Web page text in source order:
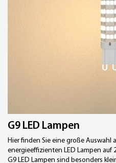
G9 LED Lampen
Hier finden Sie eine große Auswahl
energieeffizienten LED Lampen auf
G9 LED Lampen sind besonders